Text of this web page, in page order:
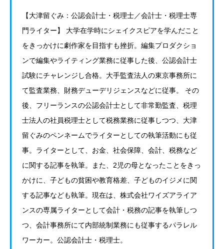
【大津留ぐみ：公認会計士・税理士／会計士・税理士専
門ライター】 大学在学時にシェイクスピアを学んだこと
をきっかけに劇作家を目指すも挫折。編集プロダクショ
ンで編集やライティング業務に従事した後、公認会計士
試験にチャレンジし合格。大手監査法人の東京事務所に
て監査業務、財務デューデリジェンスなどに従事。 その
後、フリーランスの公認会計士として非常勤監査、税理
士法人の社員税理士として税務業務に従事しつつ、大津
留ぐみのペンネームでライターとしての執筆活動にも従
事。ライターとして、お金、社会保障、会計、税務など
に関する記事を執筆。また、2児の母となったことをきっ
かけに、子どもの貧困や教育格差、子どものイジメに関
する記事なども執筆。現在は、株式会社ワイズアライア
ンスの専属ライターとして会計・税務の記事を執筆しつ
つ、会計事務所にて内部統制業務にも従事するパラレル
ワーカー。公認会計士・税理士。